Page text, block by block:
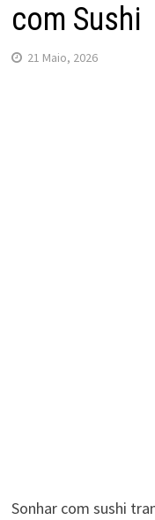
com Sushi
21 Maio, 2026
Sonhar com sushi